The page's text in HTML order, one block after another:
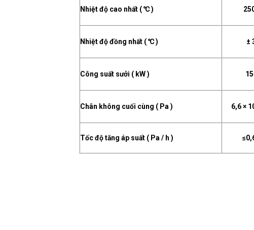
Nhiệt độ cao nhất ( ℃ )
Nhiệt độ đồng nhất ( ℃ ) ±
Công suất sưởi ( kW )
Chân không cuối cùng ( Pa ) 6,6 ×
Tốc độ tăng áp suất ( Pa / h )